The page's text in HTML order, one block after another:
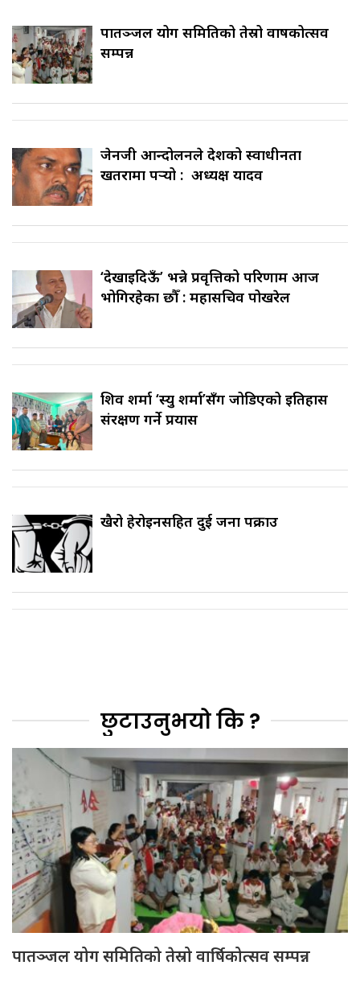
पातञ्जल योग समितिको तेस्रो वार्षिकोत्सव
सम्पन्न
जेनजी आन्दोलनले देशको स्वाधीनता
खतरामा पर्‍यो : अध्यक्ष यादव
‘देखाइदिऊँ’ भन्ने प्रवृत्तिको परिणाम आज
भोगिरहेका छौँ : महासचिव पोखरेल
शिव शर्मा ‘स्यु शर्मा’सँग जोडिएको इतिहास
संरक्षण गर्ने प्रयास
खैरो हेरोइनसहित दुई जना पक्राउ
छुटाउनुभयो कि ?
पातञ्जल योग समितिको तेस्रो वार्षिकोत्सव सम्पन्न